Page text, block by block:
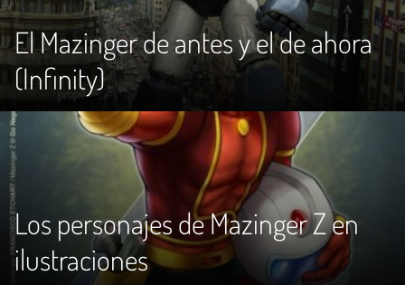
El Mazinger de antes y el de ahora
(Infinity)
Los personajes de Mazinger Z en
ilustraciones